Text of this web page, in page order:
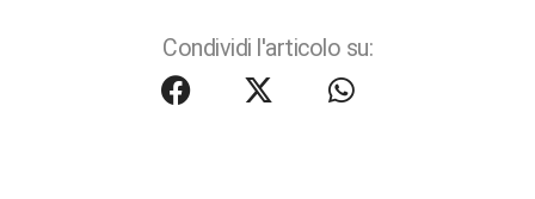
Condividi l'articolo su: